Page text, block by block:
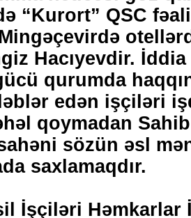
“Kurort” QSC
Hacıyevdir.
qurumda
edən işçiləri
qoymadan
sözün əsl
saxlamaqdır.
İşçiləri Həmkarlar